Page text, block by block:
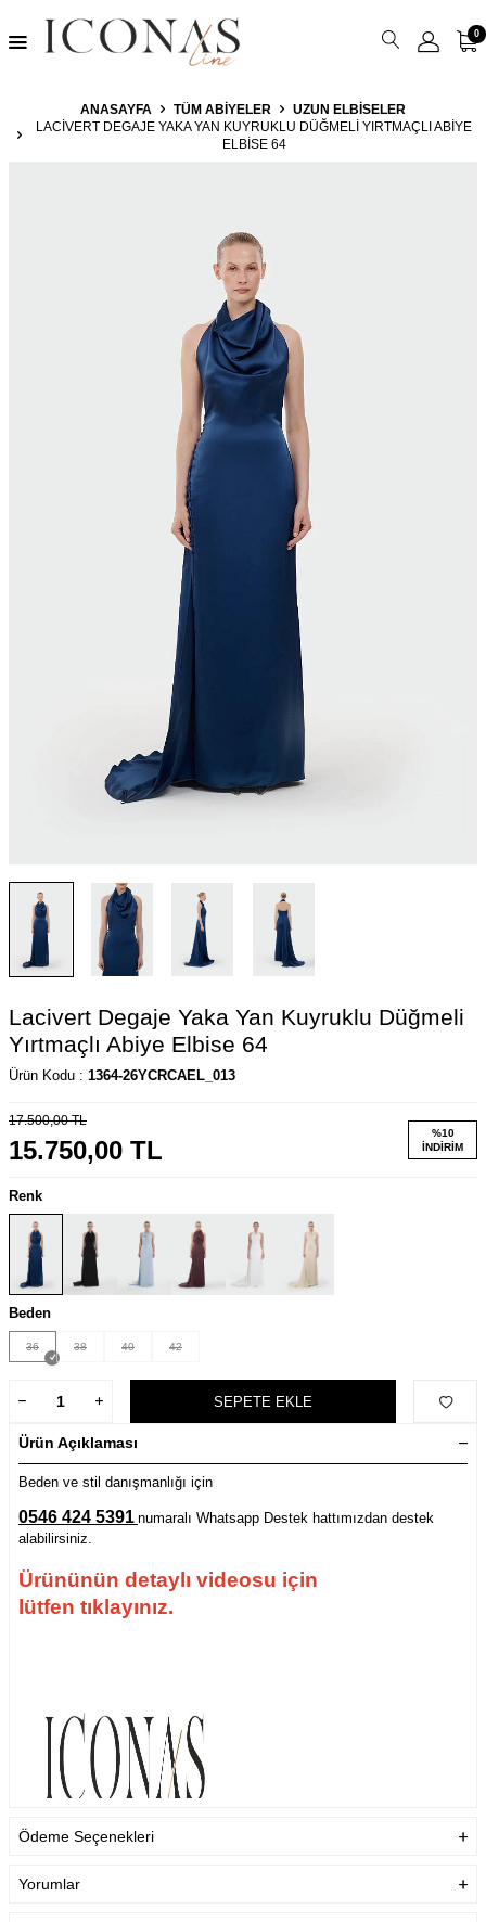
0
ANASAYFA TÜM ABIYELER
UZUN ELBISELER
LACIVERT DEGAJE YAKA YAN KUYRUKLU DÜĞMELI YIRTMAÇLI ABIYE
ELBISE 64
Lacivert Degaje Yaka Yan Kuyruklu Düğmeli
Yırtmaçlı Abiye Elbise 64
Ürün Kodu : 1364-26YCRCAEL_013
17.500,00TL
15.750,00 TL
%10
İNDIRIM
Renk
Beden
36 38 40 42
SEPETE EKLE
Ürün Açıklaması
Beden ve stil danışmanlığı için
0546 424 5391 numaralı Whatsapp Destek hattımızdan destek
alabilirsiniz.
Ürününün detaylı videosu için
lütfen tıklayınız.
Ödeme Seçenekleri
Yorumlar